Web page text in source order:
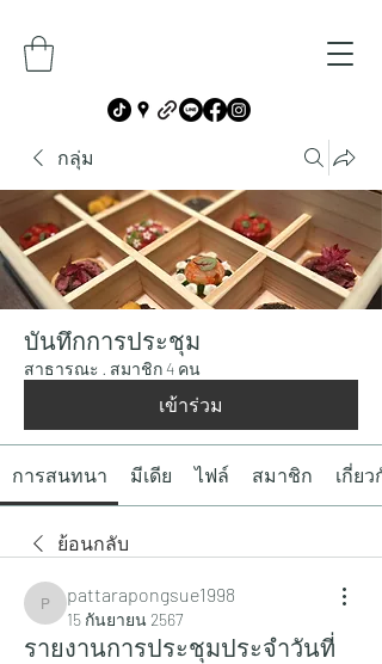
กลุ่ม
บันทึกการประชุม
สาธารณะ · สมาชิก 4 คน
เข้าร่วม
การสนทนา มีเดีย ไฟล์ สมาชิก เกี่ยว
ย้อนกลับ
pattarapongsue1998
pattarapongsue1998
15 กันยายน 2567
รายงานการประชุมประจำวันที่